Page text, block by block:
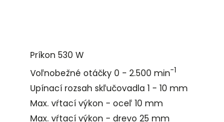
Príkon 530 W
Voľnobežné otáčky 0 - 2.500 min-1
Upínací rozsah skľučovadla 1 - 10 mm
Max. vŕtací výkon - oceľ 10 mm
Max. vŕtací výkon - drevo 25 mm